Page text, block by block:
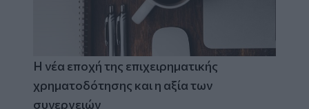
Η νέα εποχή της επιχειρηματικής
χρηματοδότησης και η αξία των
συνεργειών